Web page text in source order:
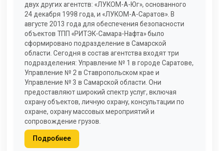
двух других агентств: «ЛУКОМ-А-Юг», основанного
24 декабря 1998 года, и «ЛУКОМ-А-Саратов». В
августе 2013 года для обеспечения безопасности
объектов ТПП «РИТЭК-Самара-Нафта» было
сформировано подразделение в Самарской
области. Сегодня в состав агентства входят три
подразделения: Управление № 1 в городе Саратове,
Управление № 2 в Ставропольском крае и
Управление № 3 в Самарской области. Они
предоставляют широкий спектр услуг, включая
охрану объектов, личную охрану, консультации по
охране, охрану массовых мероприятий и
сопровождение грузов.
Подробнее